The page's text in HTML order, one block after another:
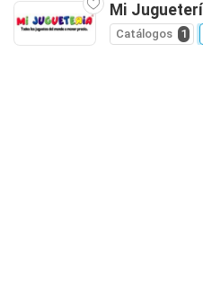
Mi
Catálogos 1